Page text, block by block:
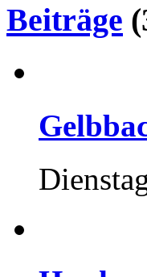
Beiträge